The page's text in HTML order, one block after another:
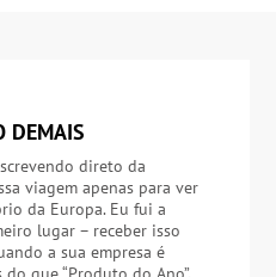
DEMAIS
direto da
viagem apenas para ver
da Europa. Eu fui a
lugar – receber isso
a sua empresa é